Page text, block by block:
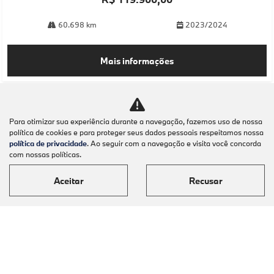
60.698 km 2023/2024
Mais informações
Para otimizar sua experiência durante a navegação, fazemos uso de nossa
política de cookies e para proteger seus dados pessoais respeitamos nossa
política de privacidade. Ao seguir com a navegação e visita você concorda
com nossas políticas.
Aceitar Recusar